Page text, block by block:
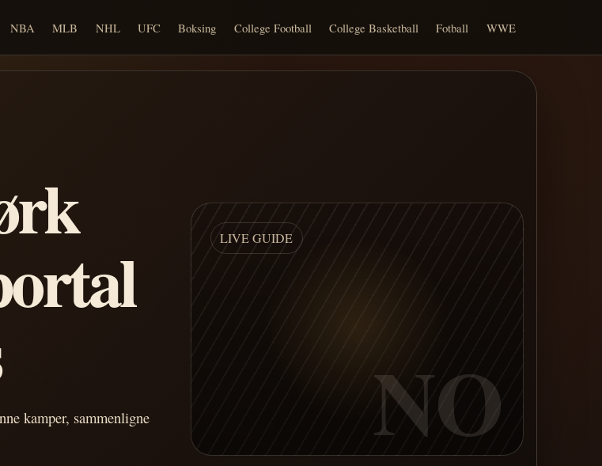
NBA MLB NHL UFC Boksing College Football College Basketball Fotball WWE
kamper, sammenligne
LIVE GUIDE
NO